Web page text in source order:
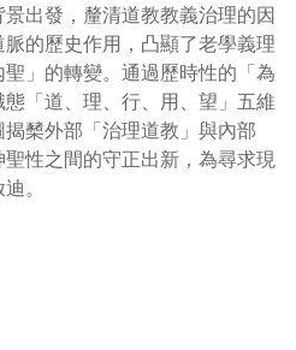
出發，釐清道教教義治理的因
的歷史作用，凸顯了老學義理
」的轉變。通過歷時性的「為
「道、理、行、用、望」五維
櫫外部「治理道教」與內部
聖性之間的守正出新，為尋求現
。